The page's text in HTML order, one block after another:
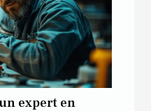
expert en